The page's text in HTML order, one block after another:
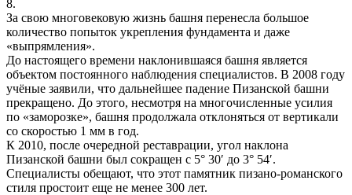
8.
За свою многовековую жизнь башня перенесла большое
количество попыток укрепления фундамента и даже
«выпрямления».
До настоящего времени наклонившаяся башня является
объектом постоянного наблюдения специалистов. В 2008 году
учёные заявили, что дальнейшее падение Пизанской башни
прекращено. До этого, несмотря на многочисленные усилия
по «заморозке», башня продолжала отклоняться от вертикали
со скоростью 1 мм в год.
К 2010, после очередной реставрации, угол наклона
Пизанской башни был сокращен с 5° 30′ до 3° 54′.
Специалисты обещают, что этот памятник пизано-романского
стиля простоит еще не менее 300 лет.